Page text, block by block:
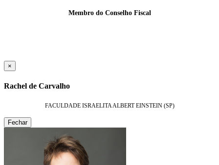
Membro do Conselho Fiscal
×
Rachel de Carvalho
FACULDADE ISRAELITA ALBERT EINSTEIN (SP)
Fechar